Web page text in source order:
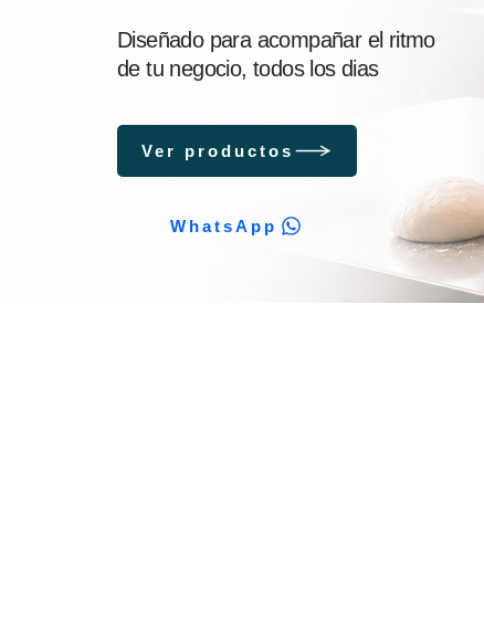
Diseñado para acompañar el ritmo
de tu negocio, todos los dias
Ver productos
WhatsApp